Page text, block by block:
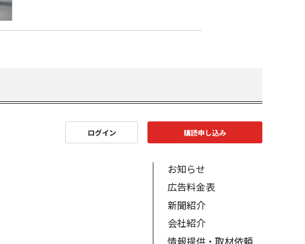
ログイン 購読申し込み
お知らせ
広告料金表
新聞紹介
会社紹介
情報提供・取材依頼